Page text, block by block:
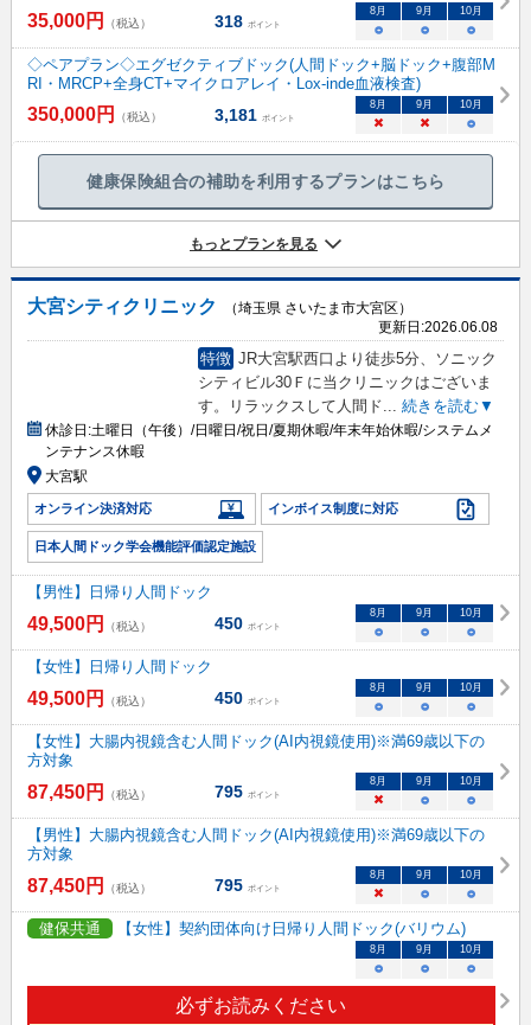
35,000円 （税込） 318 ポイント
8 月 9 月 10月
○ ○ ○
◇ペアプラン◇エグゼクティブドック(人間ドック+脳ドック+腹部M
RI・MRCP+全身CT+マイクロアレイ・Lox-inde血液検査)
350,000円 （税込） 3,181 ポイント
8 月 9 月 10月
× × ○
健康保険組合の補助を利用するプランはこちら
もっとプランを見る
大宮シティクリニック
（埼玉県 さいたま市大宮区）
更新日:2026.06.08
特徴 JR大宮駅西口より徒歩5分、ソニック
シティビル30Ｆに当クリニックはございま
す。リラックスして人間ド... 続きを読む▼
休診日:土曜日（午後）/日曜日/祝日/夏期休暇/年末年始休暇/システムメ
ンテナンス休暇
大宮駅
オンライン決済対応 インボイス制度に対応
日本人間ドック学会機能評価認定施設
【男性】日帰り人間ドック
49,500円 （税込） 450 ポイント
8月 9月 10月
○ ○ ○
【女性】日帰り人間ドック
49,500円 （税込） 450 ポイント
8月 9月 10月
○ ○ ○
【女性】大腸内視鏡含む人間ドック(AI内視鏡使用)※満69歳以下の
方対象
87,450円 （税込） 795 ポイント
8月 9月 10月
× ○ ○
【男性】大腸内視鏡含む人間ドック(AI内視鏡使用)※満69歳以下の
方対象
87,450円 （税込） 795 ポイント
8月 9月 10月
× ○ ○
健保共通 【女性】契約団体向け日帰り人間ドック(バリウム)
必ずお読みください
8月 9月 10月
○ ○ ○